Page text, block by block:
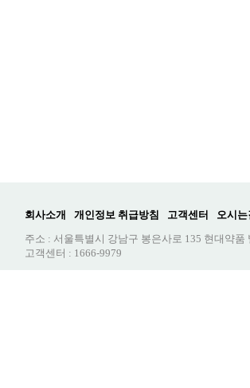
회사소개 개인정보 취급방침 고객센터
오시는
주소 : 서울특별시 강남구 봉은사로 135 현대약품
고객센터 : 1666-9979